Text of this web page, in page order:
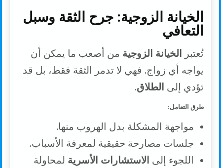
الخيانة الزوجية: جرح الثقة وسبل
التعافي
تُعتبر الخيانة الزوجية من أصعب ما يمكن أن
يواجه أي زواج. فهي لا تدمر الثقة فقط، بل قد
تؤدي إلى الطلاق.
طرق التعامل:
مواجهة المشكلة بدل الهروب منها.
جلسات مصارحة حقيقية لمعرفة الأسباب.
اللجوء إلى الاستشارات الأسرية لمحاولة